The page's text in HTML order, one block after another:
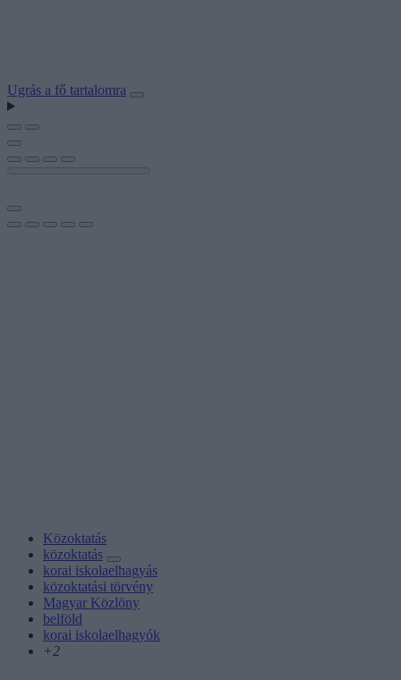
Ugrás a fő tartalomra
Közoktatás
közoktatás
korai iskolaelhagyás
közoktatási törvény
Magyar Közlöny
belföld
korai iskolaelhagyók
+2